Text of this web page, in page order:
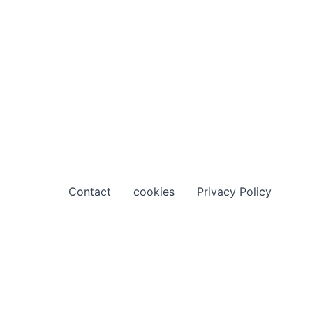
Contact cookies Privacy Policy